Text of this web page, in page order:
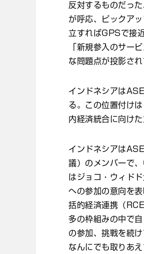
反対するものだっ
が呼応、ピックア
立すればGPSで接
「新規参入のサー
な問題点が投影され
インドネシアは
る。この位置付け
内経済統合に向け
インドネシアは
議）のメンバーで
はジョコ・ウィド
への参加の意向を
括的経済連携（
多の枠組みの中で
の参加、挑戦を続
なんにでも取りあ